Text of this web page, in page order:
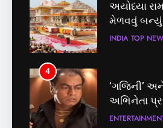
‘ગજિની’
અભિનેતા
વર્ષની વયે
5
કોડીનારના
કિશોરો
લાપતા
GUJARAT TOP
અયોધ્યા
મેળવવું
તત્કાલ
INDIA TOP
4
‘ગજિની’
અભિનેતા
વર્ષની વયે